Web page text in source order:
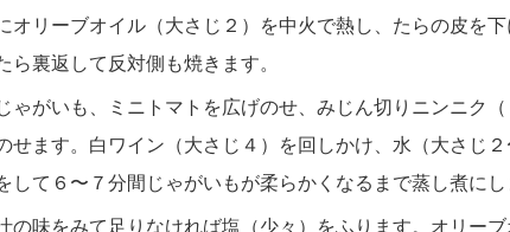
オリーブオイル（大さじ２）を中火で熱し、たらの皮を
ら裏返して反対側も焼きます。
ゃがいも、ミニトマトを広げのせ、みじん切りニンニク
せます。白ワイン（大さじ４）を回しかけ、水（大さじ
して６〜７分間じゃがいもが柔らかくなるまで蒸し煮にし
の味をみて足りなければ塩（少々）をふります。オリー